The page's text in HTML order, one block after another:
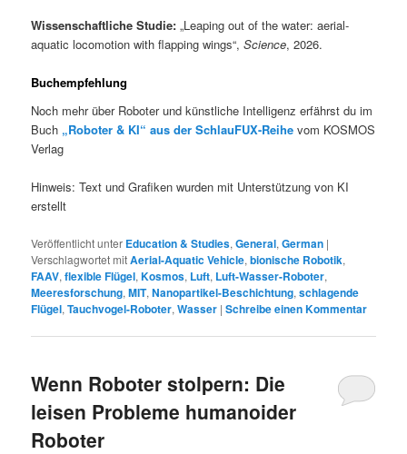
Wissenschaftliche Studie: „Leaping out of the water: aerial-
aquatic locomotion with flapping wings“,Science, 2026.
Buchempfehlung
Noch mehr über Roboter und künstliche Intelligenz erfährst du im
Buch „Roboter & KI“ aus der SchlauFUX-Reihe vom KOSMOS
Verlag
Hinweis: Text und Grafiken wurden mit Unterstützung von KI
erstellt
Veröffentlicht unter Education & Studies,General,German |
Verschlagwortet mitAerial-Aquatic Vehicle,bionische Robotik,
FAAV,flexible Flügel,Kosmos, Luft, Luft-Wasser-Roboter,
Meeresforschung,MIT,Nanopartikel-Beschichtung,schlagende
Flügel,Tauchvogel-Roboter,Wasser |Schreibe einen Kommentar
Wenn Roboter stolpern: Die
leisen Probleme humanoider
Roboter